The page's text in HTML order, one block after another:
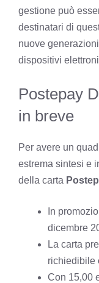
gestione può
destinatari di
nuove
dispositivi
Postepay
in breve
Per avere un
estrema sintesi e
della carta
In
dicembre
La carta
richiedibile
Con 15,00